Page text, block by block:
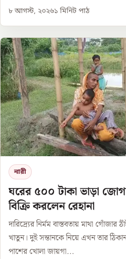
৮ আগস্ট, ২০২৬১ মিনিট পাঠ
নারী
ঘরের ৫০০ টাকা ভাড়া
বিক্রি করলেন রেহানা
দারিদ্র্যের নির্মম বাস্তবতায় মাথা গোঁজার
খাতুন। দুই সন্তানকে নিয়ে এখন তার
পাশের খোলা জায়গা...